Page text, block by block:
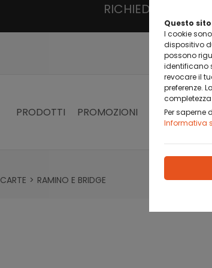
Questo
I cookie
dispositivo
possono
identificano
revocare il
preferenze.
Per saperne
Informativa
RICHIEDI IN
PRODOTTI PROMOZIONI PROFILO
CARTE RAMINO E BRIDGE